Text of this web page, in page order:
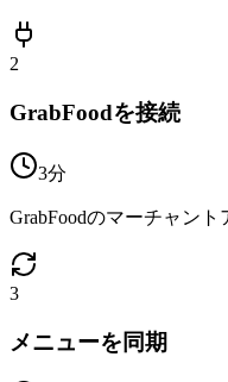
2
GrabFoodを接続
3分
GrabFoodのマーチャン
3
メニューを同期